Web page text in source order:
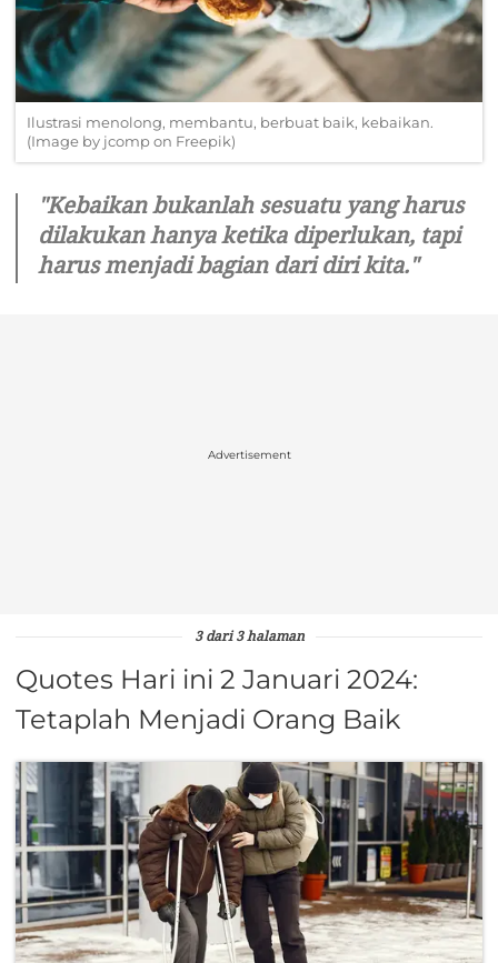
Ilustrasi menolong, membantu, berbuat baik, kebaikan.
(Image by jcomp on Freepik)
"Kebaikan bukanlah sesuatu yang harus
dilakukan hanya ketika diperlukan, tapi
harus menjadi bagian dari diri kita."
Advertisement
3 dari 3 halaman
Quotes Hari ini 2 Januari 2024:
Tetaplah Menjadi Orang Baik